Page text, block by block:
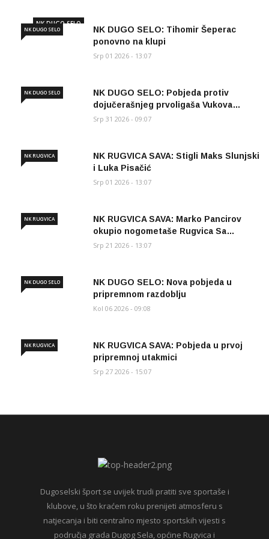
NK DUGO SELO
NK DUGO SELO: Tihomir Šeperac
ponovno na klupi
NK DUGO SELO
Srp 01 2026 - 13:07
NK DUGO SELO: Pobjeda protiv
dojučerašnjeg prvoligaša Vukova…
NK DUGO SELO
Srp 31 2026 - 09:07
NK RUGVICA SAVA: Stigli Maks Slunjski
i Luka Pisačić
NK RUGVICA
Srp 01 2026 - 13:07
NK RUGVICA SAVA: Marko Pancirov
okupio nogometaše Rugvica Sa…
NK RUGVICA
Srp 21 2026 - 13:07
NK DUGO SELO: Nova pobjeda u
pripremnom razdoblju
NK DUGO SELO
Kol 06 2026 - 09:08
NK RUGVICA SAVA: Pobjeda u prvoj
pripremnoj utakmici
NK RUGVICA
Srp 27 2026 - 15:07
Dugoselski šport se uvijek trudi pratiti sve sportaše i
klubove, u što kraćem roku prenijeti atmosferu s
natjecanja i biti centralno mjesto sportskih vijesti s
područja grada Dugog Sela, općine Rugvica i